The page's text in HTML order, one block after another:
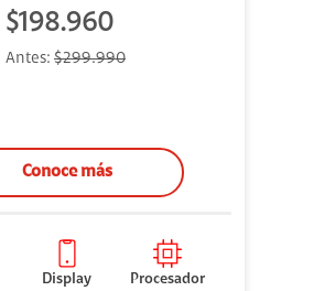
$198.960
Antes: $299.990
Conoce más
Display
Procesador